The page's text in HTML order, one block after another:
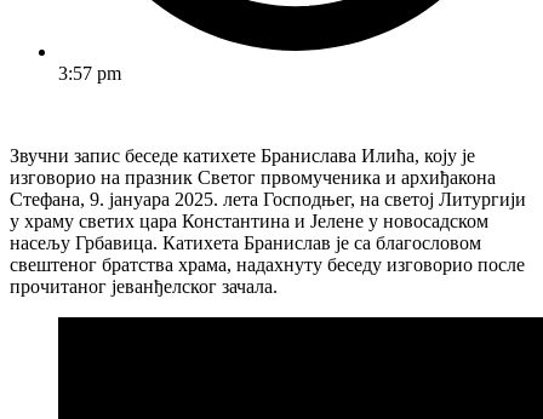
3:57 pm
Звучни запис беседе катихете Бранислава Илића, коју је
изговорио на празник Светог првомученика и архиђакона
Стефана, 9. јануара 2025. лета Господњег, на светој Литургији
у храму светих цара Константина и Јелене у новосадском
насељу Грбавица. Катихета Бранислав је са благословом
свештеног братства храма, надахнуту беседу изговорио после
прочитаног јеванђелског зачала.